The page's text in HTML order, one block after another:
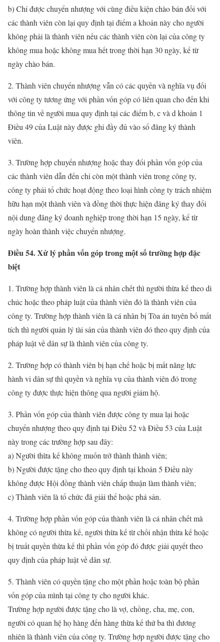
b) Chỉ được chuyển nhượng với cùng điều kiện chào bán đối với
các thành viên còn lại quy định tại điểm a khoản này cho người
không phải là thành viên nếu các thành viên còn lại của công ty
không mua hoặc không mua hết trong thời hạn 30 ngày, kể từ
ngày chào bán.
2. Thành viên chuyển nhượng vẫn có các quyền và nghĩa vụ đối
với công ty tương ứng với phần vốn góp có liên quan cho đến khi
thông tin về người mua quy định tại các điểm b, c và d khoản 1
Điều 49 của Luật này được ghi đầy đủ vào sổ đăng ký thành
viên.
3. Trường hợp chuyển nhượng hoặc thay đổi phần vốn góp của
các thành viên dẫn đến chỉ còn một thành viên trong công ty,
công ty phải tổ chức hoạt động theo loại hình công ty trách nhiệm
hữu hạn một thành viên và đồng thời thực hiện đăng ký thay đổi
nội dung đăng ký doanh nghiệp trong thời hạn 15 ngày, kể từ
ngày hoàn thành việc chuyển nhượng.
Điều 54. Xử lý phần vốn góp trong một số trường hợp đặc
biệt
1. Trường hợp thành viên là cá nhân chết thì người thừa kế theo di
chúc hoặc theo pháp luật của thành viên đó là thành viên của
công ty. Trường hợp thành viên là cá nhân bị Tòa án tuyên bố mất
tích thì người quản lý tài sản của thành viên đó theo quy định của
pháp luật về dân sự là thành viên của công ty.
2. Trường hợp có thành viên bị hạn chế hoặc bị mất năng lực
hành vi dân sự thì quyền và nghĩa vụ của thành viên đó trong
công ty được thực hiện thông qua người giám hộ.
3. Phần vốn góp của thành viên được công ty mua lại hoặc
chuyển nhượng theo quy định tại Điều 52 và Điều 53 của Luật
này trong các trường hợp sau đây:
a) Người thừa kế không muốn trở thành thành viên;
b) Người được tặng cho theo quy định tại khoản 5 Điều này
không được Hội đồng thành viên chấp thuận làm thành viên;
c) Thành viên là tổ chức đã giải thể hoặc phá sản.
4. Trường hợp phần vốn góp của thành viên là cá nhân chết mà
không có người thừa kế, người thừa kế từ chối nhận thừa kế hoặc
bị truất quyền thừa kế thì phần vốn góp đó được giải quyết theo
quy định của pháp luật về dân sự.
5. Thành viên có quyền tặng cho một phần hoặc toàn bộ phần
vốn góp của mình tại công ty cho người khác.
Trường hợp người được tặng cho là vợ, chồng, cha, mẹ, con,
người có quan hệ họ hàng đến hàng thừa kế thứ ba thì đương
nhiên là thành viên của công ty. Trường hợp người được tặng cho